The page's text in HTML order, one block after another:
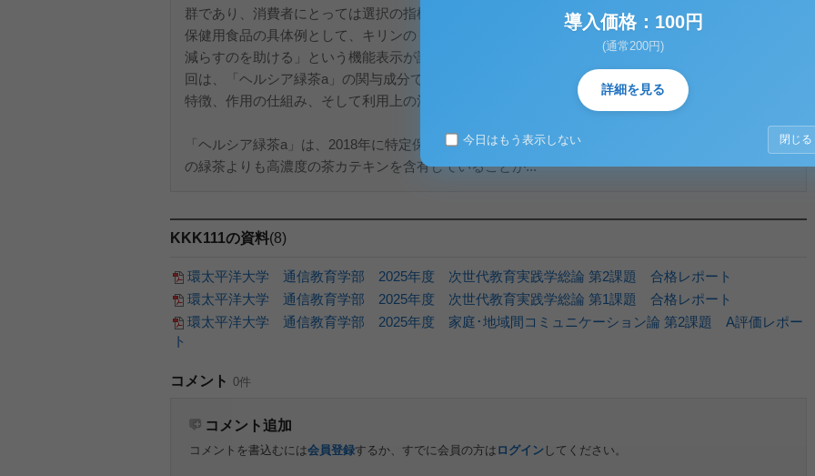
群であり、消費者にとっては選択の指標となる重要な情報を提供している。本レポートでは、特定
保健用食品の具体例として、キリンの「ヘルシア緑茶a」を取り上げる。この製品は「内臓体脂肪を
減らすのを助ける」という機能表示が認可されており、多くの消費者に利用されている。そこで今
回は、「ヘルシア緑茶a」の関与成分である茶カテキンに着目し、その期待される効果、関与成分の
特徴、作用の仕組み、そして利用上の注意点について検討する。
「ヘルシア緑茶a」は、2018年に特定保健用食品として消費者庁の許可を受けた製品であり、通常
の緑茶よりも高濃度の茶カテキンを含有していることが...
KKK111の資料(8)
環太平洋大学 通信教育学部 2025年度 次世代教育実践学総論 第2課題 合格レポート
環太平洋大学 通信教育学部 2025年度 次世代教育実践学総論 第1課題 合格レポート
環太平洋大学 通信教育学部 2025年度 家庭･地域間コミュニケーション論 第2課題 A評価レポー
ト
コメント 0件
コメント追加
コメントを書込むには会員登録するか、すでに会員の方は ログイン してください。
導入価格：100円
(通常200円)
詳細を見る
今日はもう表示しない 閉じる